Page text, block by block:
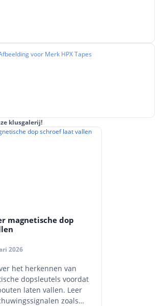
klusgalerij!
magnetische dop
2026
het herkennen van
dopsleutels voordat
laten vallen. Leer
zoals